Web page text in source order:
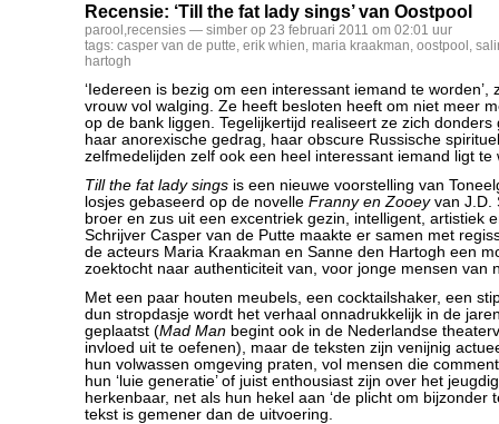
Recensie: ‘Till the fat lady sings’ van Oostpool
parool ,recensies — simber op 23 februari 2011 om 02:01 uur
tags: casper van de putte, erik whien, maria kraakman, oostpool ,
hartogh
‘Iedereen is bezig om een interessant iemand te worden’,
vrouw vol walging. Ze heeft besloten heeft om niet meer
op de bank liggen. Tegelijkertijd realiseert ze zich donders
haar anorexische gedrag, haar obscure Russische
zelfmedelijden zelf ook een heel interessant iemand ligt te
Till the fat lady sings is een nieuwe voorstelling van
losjes gebaseerd op de novelle Franny en Zooeyvan J.D.
broer en zus uit een excentriek gezin, intelligent, artistiek
Schrijver Casper van de Putte maakte er samen met
de acteurs Maria Kraakman en Sanne den Hartogh een
zoektocht naar authenticiteit van, voor jonge mensen van
Met een paar houten meubels, een cocktailshaker, een
dun stropdasje wordt het verhaal onnadrukkelijk in de
geplaatst (Mad Man begint ook in de Nederlandse
invloed uit te oefenen), maar de teksten zijn venijnig
hun volwassen omgeving praten, vol mensen die
hun ‘luie generatie’ of juist enthousiast zijn over het
herkenbaar, net als hun hekel aan ‘de plicht om bijzonder
tekst is gemener dan de uitvoering.